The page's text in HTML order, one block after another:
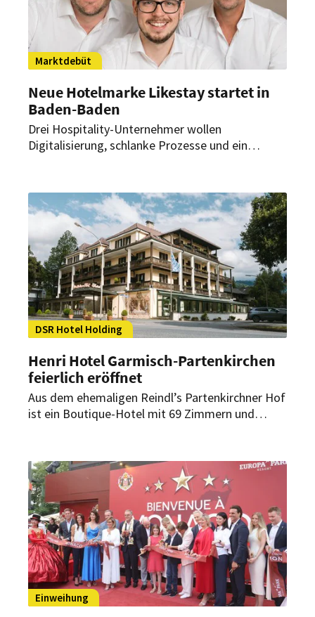
Marktdebüt
Neue Hotelmarke Likestay startet in
Baden-Baden
Drei Hospitality-Unternehmer wollen
Digitalisierung, schlanke Prozesse und ein
Batschari Palais mit rund 70 Zimmern neu
positioniert werden.
DSR Hotel Holding
Henri Hotel Garmisch-Partenkirchen
feierlich eröffnet
Aus dem ehemaligen Reindl’s Partenkirchner Hof
ist ein Boutique-Hotel mit 69 Zimmern und
unterschiedlichen Konzepten in Garmisch-
Partenkirchen.
Einweihung